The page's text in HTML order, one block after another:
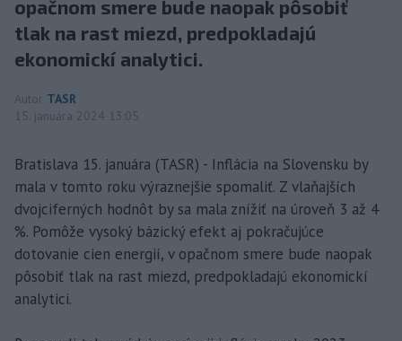
opačnom smere bude naopak pôsobiť
tlak na rast miezd, predpokladajú
ekonomickí analytici.
Autor TASR
15. januára 2024 13:05
Bratislava 15. januára (TASR) - Inflácia na Slovensku by
mala v tomto roku výraznejšie spomaliť. Z vlaňajších
dvojciferných hodnôt by sa mala znížiť na úroveň 3 až 4
%. Pomôže vysoký bázický efekt aj pokračujúce
dotovanie cien energií, v opačnom smere bude naopak
pôsobiť tlak na rast miezd, predpokladajú ekonomickí
analytici.